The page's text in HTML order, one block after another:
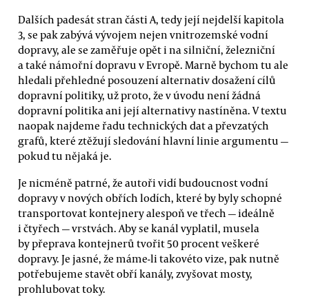
Dalších padesát stran části A, tedy její nejdelší kapitola
3, se pak zabývá vývojem nejen vnitrozemské vodní
dopravy, ale se zaměřuje opět i na silniční, železniční
a také námořní dopravu v Evropě. Marně bychom tu ale
hledali přehledné posouzení alternativ dosažení cílů
dopravní politiky, už proto, že v úvodu není žádná
dopravní politika ani její alternativy nastíněna. V textu
naopak najdeme řadu technických dat a převzatých
grafů, které ztěžují sledování hlavní linie argumentu —
pokud tu nějaká je.
Je nicméně patrné, že autoři vidí budoucnost vodní
dopravy v nových obřích lodích, které by byly schopné
transportovat kontejnery alespoň ve třech — ideálně
i čtyřech — vrstvách. Aby se kanál vyplatil, musela
by přeprava kontejnerů tvořit 50 procent veškeré
dopravy. Je jasné, že máme-li takovéto vize, pak nutně
potřebujeme stavět obří kanály, zvyšovat mosty,
prohlubovat toky.